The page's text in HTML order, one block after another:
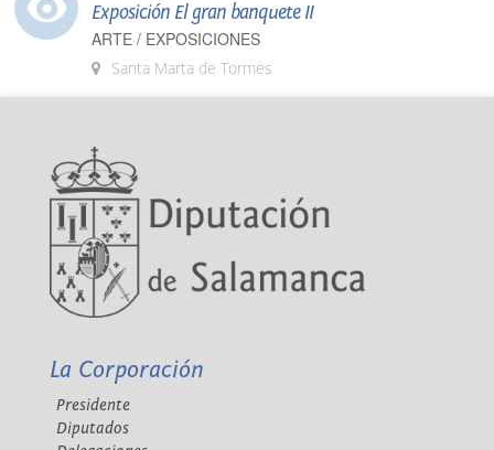
Exposición El gran banquete II
ARTE / EXPOSICIONES
Santa Marta de Tormes
La Corporación
Presidente
Diputados